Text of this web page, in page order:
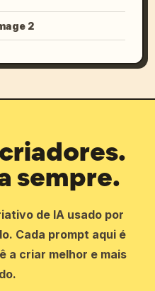
2
sempre.
de IA usado por
Cada prompt aqui é
a criar melhor e mais